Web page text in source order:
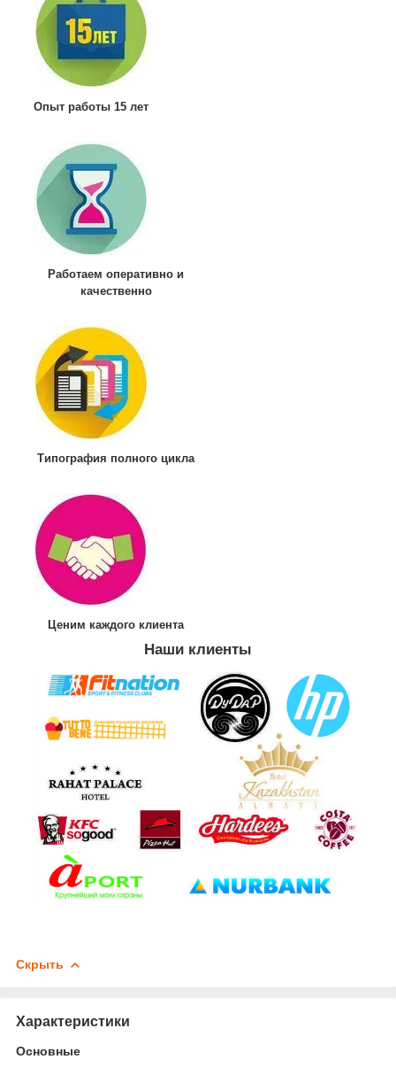
Опыт работы 15 лет
Работаем оперативно и
качественно
Типография полного цикла
Ценим каждого клиента
Наши клиенты
Скрыть
Характеристики
Основные